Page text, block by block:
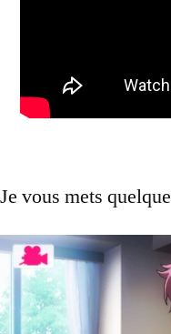
Je vous mets